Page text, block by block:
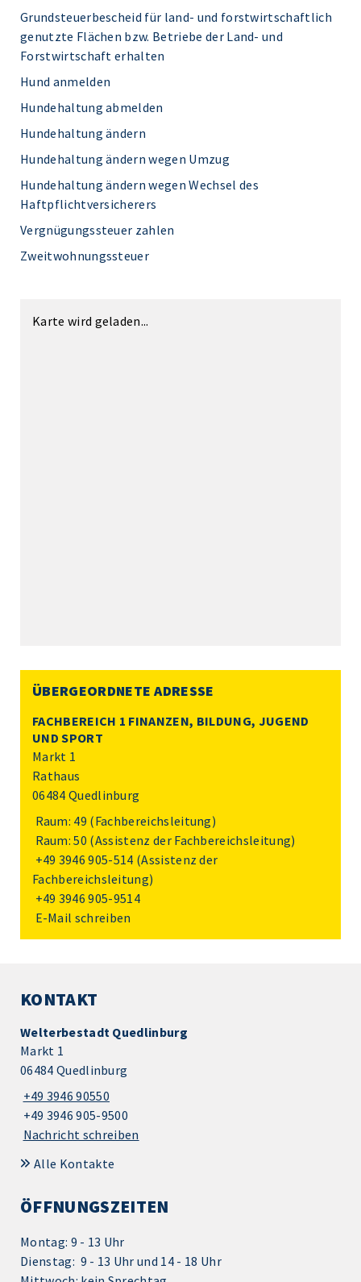
Grundsteuerbescheid für land- und forstwirtschaftlich
genutzte Flächen bzw. Betriebe der Land- und
Forstwirtschaft erhalten
Hund anmelden
Hundehaltung abmelden
Hundehaltung ändern
Hundehaltung ändern wegen Umzug
Hundehaltung ändern wegen Wechsel des
Haftpflichtversicherers
Vergnügungssteuer zahlen
Zweitwohnungssteuer
Karte wird geladen...
ÜBERGEORDNETE ADRESSE
FACHBEREICH 1 FINANZEN, BILDUNG, JUGEND
UND SPORT
Markt 1
Rathaus
06484 Quedlinburg
Raum: 49 (Fachbereichsleitung)
Raum: 50 (Assistenz der Fachbereichsleitung)
+49 3946 905-514 (Assistenz der
Fachbereichsleitung)
+49 3946 905-9514
E-Mail schreiben
KONTAKT
Welterbestadt Quedlinburg
Markt 1
06484 Quedlinburg
+49 3946 90550
+49 3946 905-9500
Nachricht schreiben
Alle Kontakte
ÖFFNUNGSZEITEN
Montag: 9 - 13 Uhr
Dienstag: 9 - 13 Uhr und 14 - 18 Uhr